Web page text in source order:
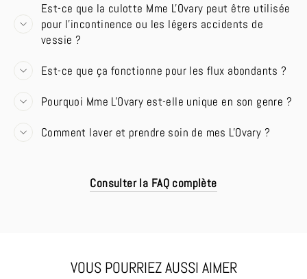
Est-ce que la culotte Mme L'Ovary peut être utilisée
pour l'incontinence ou les légers accidents de
vessie ?
Est-ce que ça fonctionne pour les flux abondants ?
Pourquoi Mme L'Ovary est-elle unique en son genre ?
Comment laver et prendre soin de mes L'Ovary ?
Consulter la FAQ complète
VOUS POURRIEZ AUSSI AIMER